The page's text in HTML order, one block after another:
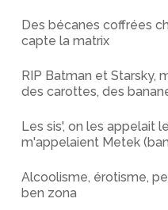
Des bécanes coffrées
capte la matrix
RIP Batman et Starsky,
des carottes, des
Les sis', on les appelait
m'appelaient Metek
Alcoolisme, érotisme,
ben zona